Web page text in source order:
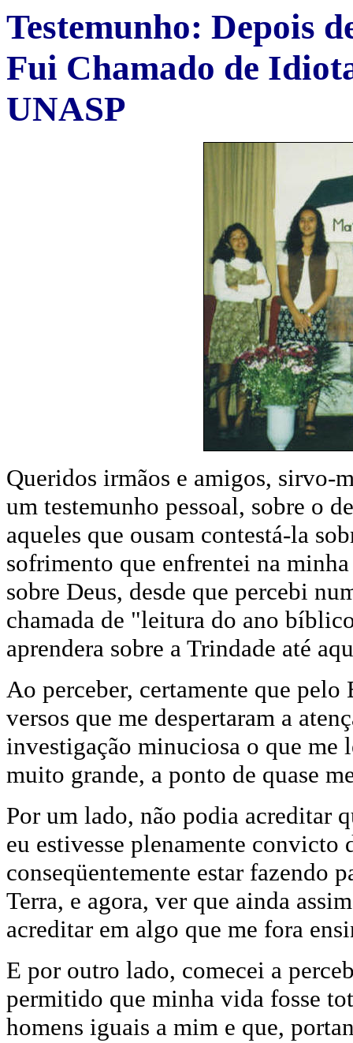
Testemunho: Depois
Fui Chamado de
UNASP
Queridos irmãos e amigos, sirvo-
um testemunho pessoal, sobre o
aqueles que ousam contestá-la
sofrimento que enfrentei na
sobre Deus, desde que percebi
chamada de "leitura do ano
aprendera sobre a Trindade até
Ao perceber, certamente que
versos que me despertaram a
investigação minuciosa o que
muito grande, a ponto de quase
Por um lado, não podia acreditar
eu estivesse plenamente convicto
conseqüentemente estar fazendo
Terra, e agora, ver que ainda
acreditar em algo que me fora
E por outro lado, comecei a
permitido que minha vida fosse
homens iguais a mim e que,